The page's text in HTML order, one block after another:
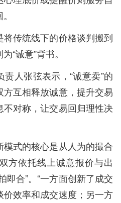
传统线下的价格谈判搬到
“诚意”背书。
责人张弦表示，“诚意卖”的
互相释放诚意，提升交易
对称，让交易回归理性决
式的核心是从人为的撮合
方依托线上诚意报价与出
即合”。“一方面创新了成交
效率和成交速度；另一方